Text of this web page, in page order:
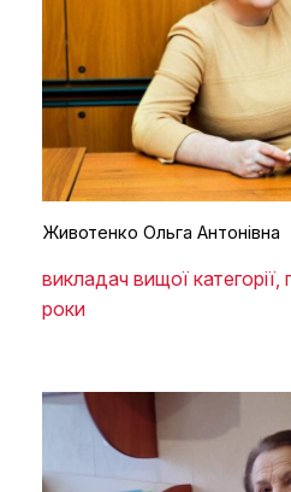
Животенко Ольга Антонівна
викладач вищої категорії,
роки